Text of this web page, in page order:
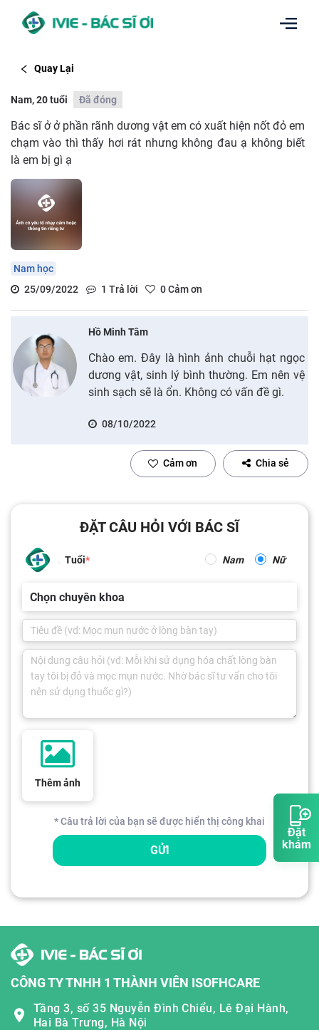
Đặt
khám
Quay Lại
Nam, 20 tuổi Đã đóng
Bác sĩ ở ở phần rãnh dương vật em có xuất hiện nốt đỏ em
chạm vào thì thấy hơi rát nhưng không đau ạ không biết
là em bị gì ạ
Nam học
25/09/2022
1 Trả lời 0Cảm ơn
Hồ Minh Tâm
Chào em. Đây là hình ảnh chuỗi hạt ngọc
dương vật, sinh lý bình thường. Em nên vệ
sinh sạch sẽ là ổn. Không có vấn đề gì.
08/10/2022
Cảm ơn Chia sẻ
ĐẶT CÂU HỎI VỚI BÁC SĨ
Tuổi Nam Nữ
Chọn chuyên khoa
Thêm ảnh
* Câu trả lời của bạn sẽ được hiển thị công khai
GỬI
CÔNG TY TNHH 1 THÀNH VIÊN ISOFHCARE
Tầng 3, số 35 Nguyễn Đình Chiểu, Lê Đại Hành,
Hai Bà Trưng, Hà Nội